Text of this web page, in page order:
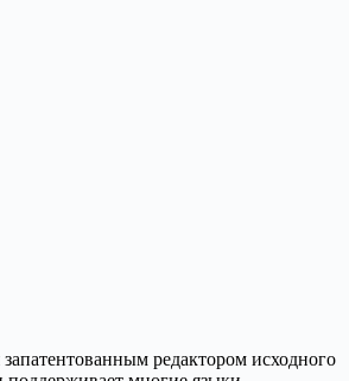
запатентованным редактором исходного